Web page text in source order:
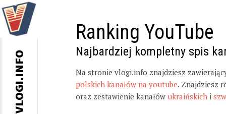
Ranking YouTube
Najbardziej kompletny spis
Na stronie vlogi.info znajdziesz
polskich kanałów na youtube. Znajdziesz
oraz zestawienie kanałów ukraińskich i
VLOGI.INFO